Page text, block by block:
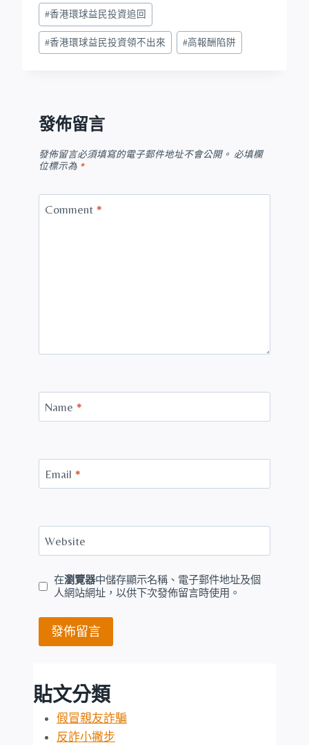
#香港環球益民投資追回
#香港環球益民投資領不出來 #高報酬陷阱
發佈留言
發佈留言必須填寫的電子郵件地址不會公開。 必填欄
位標示為 *
Comment *
Name *
Email *
Website
在瀏覽器中儲存顯示名稱、電子郵件地址及個
人網站網址，以供下次發佈留言時使用。
貼文分類
假冒親友詐騙
反詐小撇步